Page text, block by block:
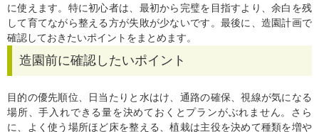
に使えます。特に初心者は、最初から完璧を目指すより、余白を残
して育てながら整える方が失敗が少ないです。最後に、造園計画で
確認しておきたいポイントをまとめます。
造園前に確認したいポイント
目的の優先順位、日当たりと水はけ、通路の確保、視線が気になる
場所、手入れできる量を決めておくとプランがぶれません。さら
に、よく使う場所ほど床を整える、植栽は主役を決めて種類を増や